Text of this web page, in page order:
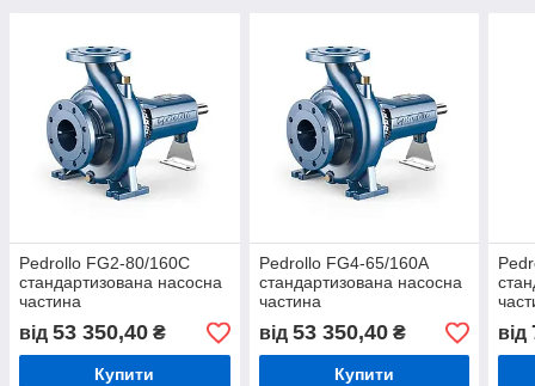
Pedrollo FG2-80/160C
стандартизована насосна
частина
від 53 350,40 ₴
Купити
Pedrollo FG4-65/160A
стандартизована насосна
частина
від 53 350,40₴
Купити
від